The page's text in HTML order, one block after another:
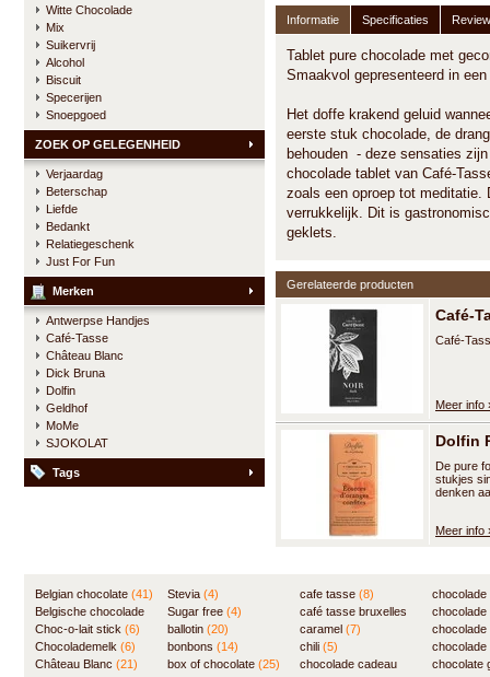
Witte Chocolade
Mix
Suikervrij
Alcohol
Biscuit
Specerijen
Snoepgoed
ZOEK OP GELEGENHEID
Verjaardag
Beterschap
Liefde
Bedankt
Relatiegeschenk
Just For Fun
Merken
Antwerpse Handjes
Café-Tasse
Château Blanc
Dick Bruna
Dolfin
Geldhof
MoMe
SJOKOLAT
Tags
Informatie Specificaties
Tablet pure chocolade met
Smaakvol gepresenteerd in
Het doffe krakend geluid
eerste stuk chocolade, de
behouden - deze sensaties
chocolade tablet van Café-
zoals een oproep tot
verrukkelijk. Dit is
geklets.
Gerelateerde producten
Café-
Café-
Meer info
Dolfin
De pure
stukjes
denken
Meer info
Belgian chocolate (41)
Belgische chocolade
(84)
Choc-o-lait stick (6)
Chocolademelk (6)
Château Blanc (21)
Stevia (4)
Sugar free (4)
ballotin (20)
bonbons (14)
box of chocolate (25)
cafe tasse (8)
café tasse bruxelles
(8)
caramel (7)
chili (5)
chocolade cadeau
(7)
chocolate